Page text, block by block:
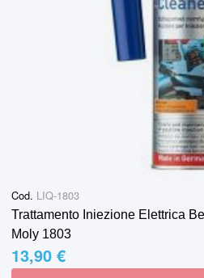
Cod. LIQ-1803
Trattamento Iniezione Elettrica
Moly 1803
13,90 €